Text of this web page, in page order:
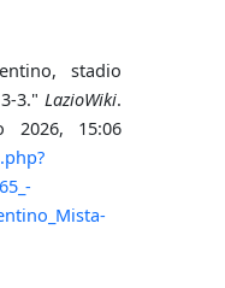
stadio
3-3."LazioWiki.
15:06